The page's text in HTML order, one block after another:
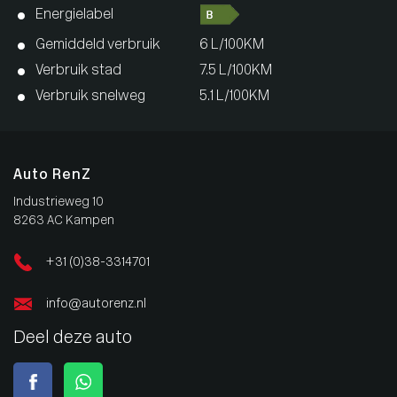
Energielabel
Gemiddeld verbruik
6 L/100KM
Verbruik stad
7.5 L/100KM
Verbruik snelweg
5.1 L/100KM
Auto RenZ
Industrieweg 10
8263 AC Kampen
+31 (0)38-3314701
info@autorenz.nl
Deel deze auto